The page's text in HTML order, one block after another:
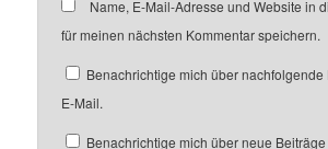
Name, E-Mail-Adresse und Website in
für meinen nächsten Kommentar speichern.
Benachrichtige mich über nachfolgende
E-Mail.
Benachrichtige mich über neue